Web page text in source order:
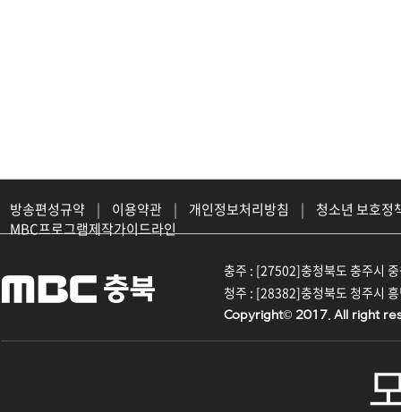
방송편성규약 | 이용약관 | 개인정보처리방침 |
청소년 보호정
MBC프로그램제작가이드라인
충주 : [27502]충청북도 충주시
청주 : [28382]충청북도 청주시
Copyright© 2017. All right